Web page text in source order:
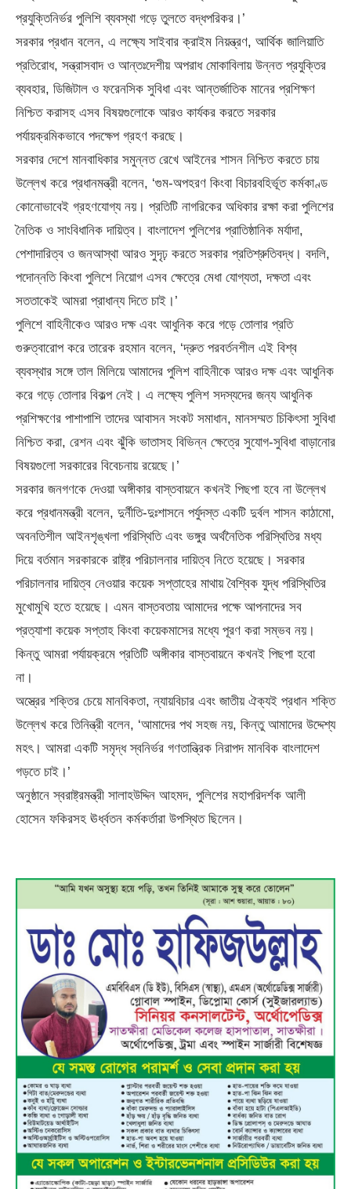
প্রযুক্তিনির্ভর পুলিশি ব্যবস্থা গড়ে তুলতে বদ্ধপরিকর।’
সরকার প্রধান বলেন, এ লক্ষ্যে সাইবার ক্রাইম নিয়ন্ত্রণ, আর্থিক জালিয়াতি
প্রতিরোধ, সন্ত্রাসবাদ ও আন্তঃদেশীয় অপরাধ মোকাবিলায় উন্নত প্রযুক্তির
ব্যবহার, ডিজিটাল ও ফরেনসিক সুবিধা এবং আন্তর্জাতিক মানের প্রশিক্ষণ
নিশ্চিত করাসহ এসব বিষয়গুলোকে আরও কার্যকর করতে সরকার
পর্যায়ক্রমিকভাবে পদক্ষেপ গ্রহণ করছে।
সরকার দেশে মানবাধিকার সমুন্নত রেখে আইনের শাসন নিশ্চিত করতে চায়
উল্লেখ করে প্রধানমন্ত্রী বলেন, ‘গুম-অপহরণ কিংবা বিচারবহির্ভূত কর্মকাণ্ড
কোনোভাবেই গ্রহণযোগ্য নয়। প্রতিটি নাগরিকের অধিকার রক্ষা করা পুলিশের
নৈতিক ও সাংবিধানিক দায়িত্ব। বাংলাদেশ পুলিশের প্রাতিষ্ঠানিক মর্যাদা,
পেশাদারিত্ব ও জনআস্থা আরও সুদৃঢ় করতে সরকার প্রতিশ্রুতিবদ্ধ। বদলি,
পদোন্নতি কিংবা পুলিশে নিয়োগ এসব ক্ষেত্রে মেধা যোগ্যতা, দক্ষতা এবং
সততাকেই আমরা প্রাধান্য দিতে চাই।’
পুলিশে বাহিনীকেও আরও দক্ষ এবং আধুনিক করে গড়ে তোলার প্রতি
গুরুত্বারোপ করে তারেক রহমান বলেন, ‘দ্রুত পরবর্তনশীল এই বিশ্ব
ব্যবস্থার সঙ্গে তাল মিলিয়ে আমাদের পুলিশ বাহিনীকে আরও দক্ষ এবং আধুনিক
করে গড়ে তোলার বিকল্প নেই। এ লক্ষ্যে পুলিশ সদস্যদের জন্য আধুনিক
প্রশিক্ষণের পাশাপাশি তাদের আবাসন সংকট সমাধান, মানসম্মত চিকিৎসা সুবিধা
নিশ্চিত করা, রেশন এবং ঝুঁকি ভাতাসহ বিভিন্ন ক্ষেত্রে সুযোগ-সুবিধা বাড়ানোর
বিষয়গুলো সরকারের বিবেচনায় রয়েছে।’
সরকার জনগণকে দেওয়া অঙ্গীকার বাস্তবায়নে কখনই পিছপা হবে না উল্লেখ
করে প্রধানমন্ত্রী বলেন, দুর্নীতি-দুঃশাসনে পর্যুদস্ত একটি দুর্বল শাসন কাঠামো,
অবনতিশীল আইনশৃঙ্খলা পরিস্থিতি এবং ভঙ্গুর অর্থনৈতিক পরিস্থিতির মধ্য
দিয়ে বর্তমান সরকারকে রাষ্ট্র পরিচালনার দায়িত্ব নিতে হয়েছে। সরকার
পরিচালনার দায়িত্ব নেওয়ার কয়েক সপ্তাহের মাথায় বৈশ্বিক যুদ্ধ পরিস্থিতির
মুখোমুখি হতে হয়েছে। এমন বাস্তবতায় আমাদের পক্ষে আপনাদের সব
প্রত্যাশা কয়েক সপ্তাহ কিংবা কয়েকমাসের মধ্যে পূরণ করা সম্ভব নয়।
কিন্তু আমরা পর্যায়ক্রমে প্রতিটি অঙ্গীকার বাস্তবায়নে কখনই পিছপা হবো
না।
অস্ত্রের শক্তির চেয়ে মানবিকতা, ন্যায়বিচার এবং জাতীয় ঐক্যই প্রধান শক্তি
উল্লেখ করে তিনিন্ত্রী বলেন, ‘আমাদের পথ সহজ নয়, কিন্তু আমাদের উদ্দেশ্য
মহৎ। আমরা একটি সমৃদ্ধ স্বনির্ভর গণতান্ত্রিক নিরাপদ মানবিক বাংলাদেশ
গড়তে চাই।’
অনুষ্ঠানে স্বরাষ্ট্রমন্ত্রী সালাহউদ্দিন আহমদ, পুলিশের মহাপরিদর্শক আলী
হোসেন ফকিরসহ ঊর্ধ্বতন কর্মকর্তারা উপস্থিত ছিলেন।